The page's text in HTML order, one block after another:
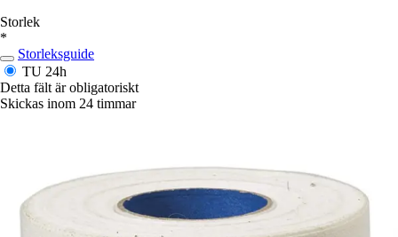
Storlek
*
Storleksguide
TU 24h
Detta fält är obligatoriskt
Skickas inom 24 timmar